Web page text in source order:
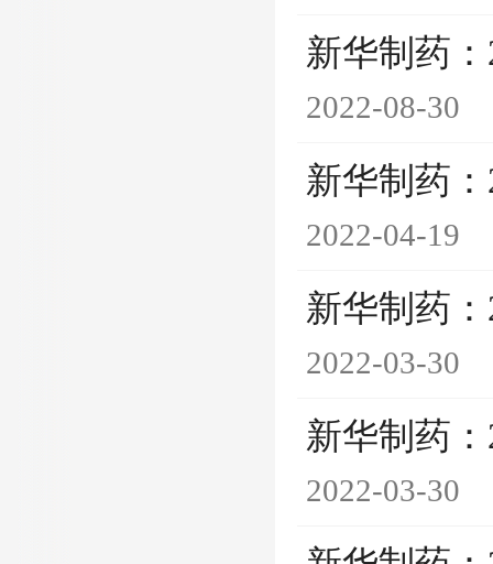
新华制药
2022-08-30
新华制药
2022-04-19
新华制药
2022-03-30
新华制药
2022-03-30